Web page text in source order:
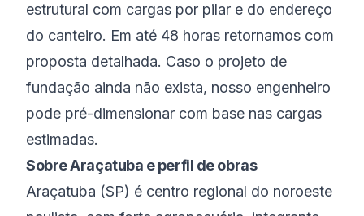
estrutural com cargas por pilar e do endereço
do canteiro. Em até 48 horas retornamos com
proposta detalhada. Caso o projeto de
fundação ainda não exista, nosso engenheiro
pode pré-dimensionar com base nas cargas
estimadas.
SobreAraçatuba e perfil de obras
Araçatuba (SP) é centro regional do noroeste